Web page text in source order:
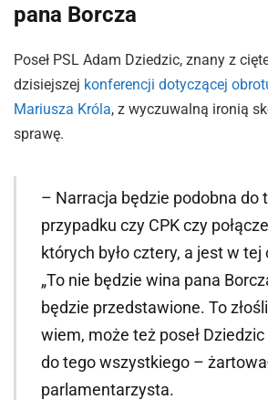
pana Borcza
Poseł PSL Adam Dziedzic, znany z
dzisiejszej konferencji dotyczącej
Mariusza Króla, z wyczuwalną ironią
sprawę.
– Narracja będzie podobna do
przypadku czy CPK czy
których było cztery, a jest w
„To nie będzie wina pana
będzie przedstawione. To
wiem, może też poseł
do tego wszystkiego –
parlamentarzysta.